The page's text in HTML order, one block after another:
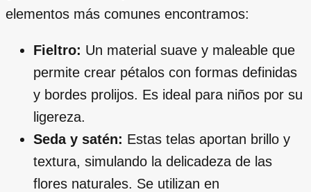
elementos más comunes encontramos:
Fieltro: Un material suave y maleable que
permite crear pétalos con formas definidas
y bordes prolijos. Es ideal para niños por su
ligereza.
Seda y satén: Estas telas aportan brillo y
textura, simulando la delicadeza de las
flores naturales. Se utilizan en